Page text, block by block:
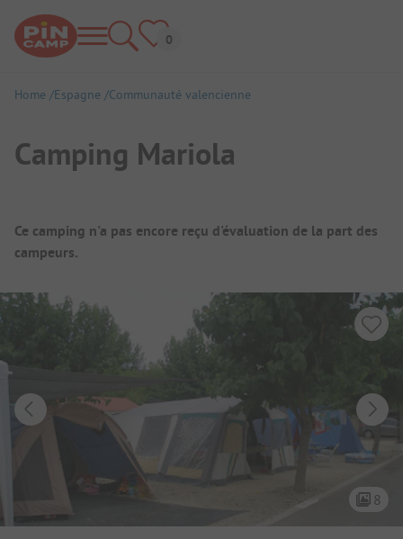
Home Espagne Communauté valencienne
Camping Mariola
Aperçu du camping
Ce camping n'a pas encore reçu d'évaluation de la part des
campeurs.
8